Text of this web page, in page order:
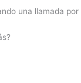
una llamada por